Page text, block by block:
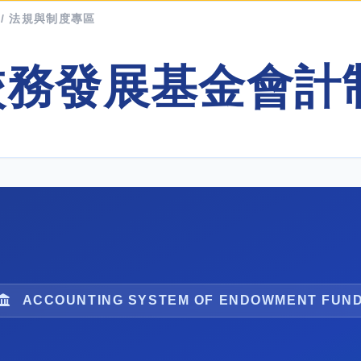
法規與制度專區
發展基金會計
ACCOUNTING SYSTEM OF ENDOWMENT